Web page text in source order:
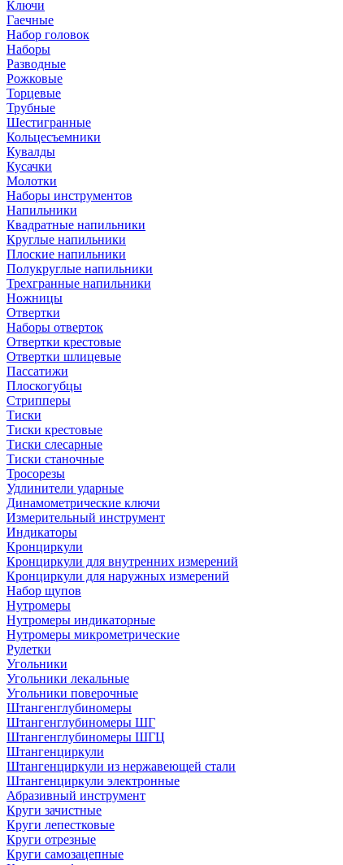
Ключи
Гаечные
Набор головок
Наборы
Разводные
Рожковые
Торцевые
Трубные
Шестигранные
Кольцесъемники
Кувалды
Кусачки
Молотки
Наборы инструментов
Напильники
Квадратные напильники
Круглые напильники
Плоские напильники
Полукруглые напильники
Трехгранные напильники
Ножницы
Отвертки
Наборы отверток
Отвертки крестовые
Отвертки шлицевые
Пассатижи
Плоскогубцы
Стрипперы
Тиски
Тиски крестовые
Тиски слесарные
Тиски станочные
Тросорезы
Удлинители ударные
Динамометрические ключи
Измерительный инструмент
Индикаторы
Кронциркули
Кронциркули для внутренних измерений
Кронциркули для наружных измерений
Набор щупов
Нутромеры
Нутромеры индикаторные
Нутромеры микрометрические
Рулетки
Угольники
Угольники лекальные
Угольники поверочные
Штангенглубиномеры
Штангенглубиномеры ШГ
Штангенглубиномеры ШГЦ
Штангенциркули
Штангенциркули из нержавеющей стали
Штангенциркули электронные
Абразивный инструмент
Круги зачистные
Круги лепестковые
Круги отрезные
Круги самозацепные